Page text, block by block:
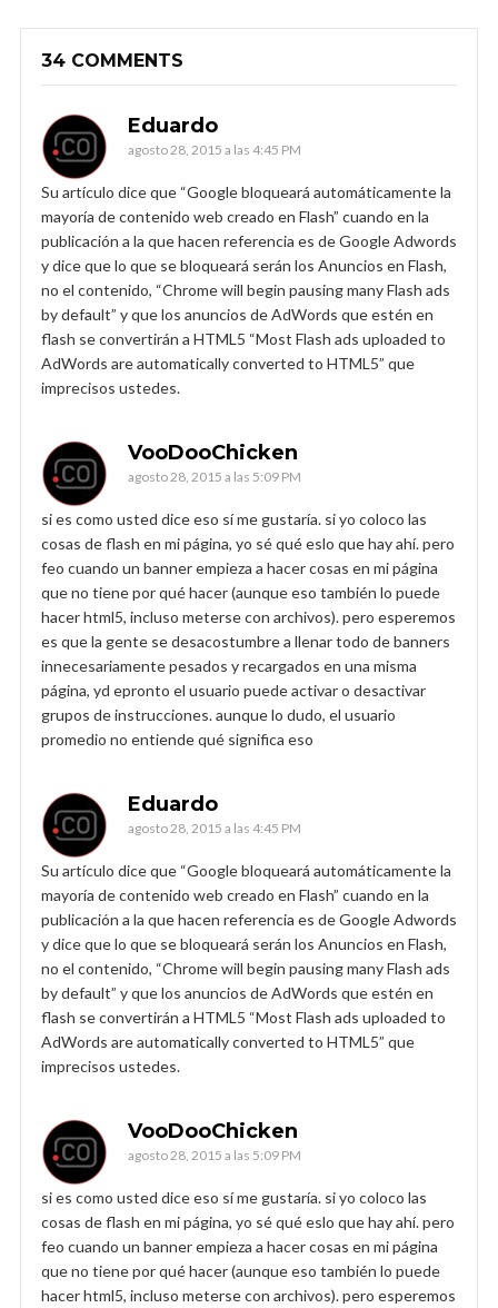
34 COMMENTS
Eduardo
agosto 28, 2015 a las 4:45 PM
Su artículo dice que “Google bloqueará automáticamente la
mayoría de contenido web creado en Flash” cuando en la
publicación a la que hacen referencia es de Google Adwords
y dice que lo que se bloqueará serán los Anuncios en Flash,
no el contenido, “Chrome will begin pausing many Flash ads
by default” y que los anuncios de AdWords que estén en
flash se convertirán a HTML5 “Most Flash ads uploaded to
AdWords are automatically converted to HTML5” que
imprecisos ustedes.
VooDooChicken
agosto 28, 2015 a las 5:09 PM
si es como usted dice eso sí me gustaría. si yo coloco las
cosas de flash en mi página, yo sé qué eslo que hay ahí. pero
feo cuando un banner empieza a hacer cosas en mi página
que no tiene por qué hacer (aunque eso también lo puede
hacer html5, incluso meterse con archivos). pero esperemos
es que la gente se desacostumbre a llenar todo de banners
innecesariamente pesados y recargados en una misma
página, yd epronto el usuario puede activar o desactivar
grupos de instrucciones. aunque lo dudo, el usuario
promedio no entiende qué significa eso
Eduardo
agosto 28, 2015 a las 4:45 PM
Su artículo dice que “Google bloqueará automáticamente la
mayoría de contenido web creado en Flash” cuando en la
publicación a la que hacen referencia es de Google Adwords
y dice que lo que se bloqueará serán los Anuncios en Flash,
no el contenido, “Chrome will begin pausing many Flash ads
by default” y que los anuncios de AdWords que estén en
flash se convertirán a HTML5 “Most Flash ads uploaded to
AdWords are automatically converted to HTML5” que
imprecisos ustedes.
VooDooChicken
agosto 28, 2015 a las 5:09 PM
si es como usted dice eso sí me gustaría. si yo coloco las
cosas de flash en mi página, yo sé qué eslo que hay ahí. pero
feo cuando un banner empieza a hacer cosas en mi página
que no tiene por qué hacer (aunque eso también lo puede
hacer html5, incluso meterse con archivos). pero esperemos